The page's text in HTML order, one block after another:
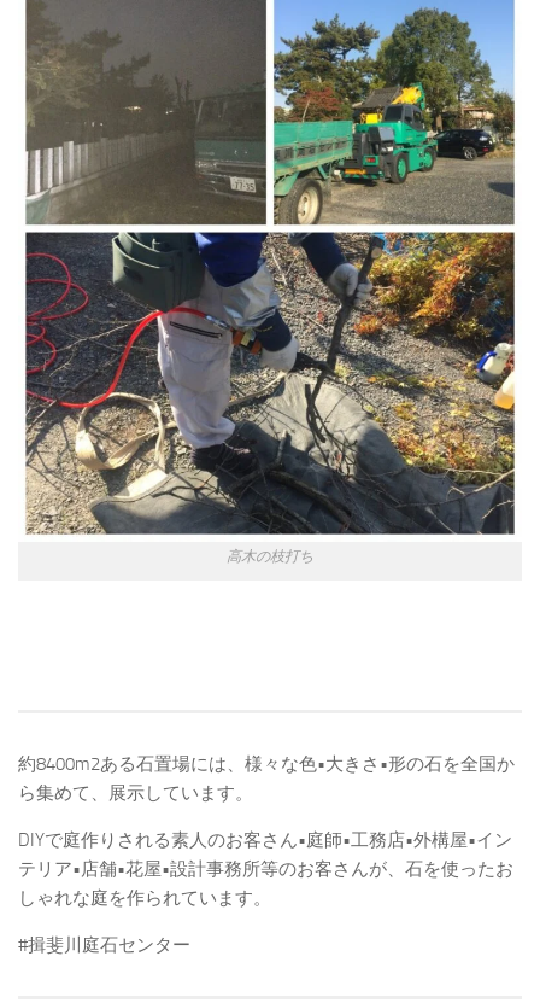
高木の枝打ち
約8400m2ある石置場には、様々な色•大きさ•形の石を全国か
ら集めて、展示しています。
DIYで庭作りされる素人のお客さん•庭師•工務店•外構屋•イン
テリア•店舗•花屋•設計事務所等のお客さんが、石を使ったお
しゃれな庭を作られています。
#揖斐川庭石センター